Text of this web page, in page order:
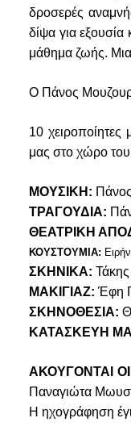
δροσερές
δίψα για
μάθημα ζωής. Μια
Ο Πάνος
10
μας στο χώρο του
ΜΟΥΣΙΚΗ:
ΤΡΑΓΟΥΔΙΑ:
ΘΕΑΤΡΙΚΗ
ΚΟΥΣΤΟΥΜΙΑ:
ΣΚΗΝΙΚΑ:
ΜΑΚΙΓΙΑΖ: Έφη
ΣΚΗΝΟΘΕΣΙΑ:
ΚΑΤΑΣΚΕΥΗ
ΑΚΟΥΓΟΝΤΑΙ
Παναγιώτα
Η ηχογράφηση